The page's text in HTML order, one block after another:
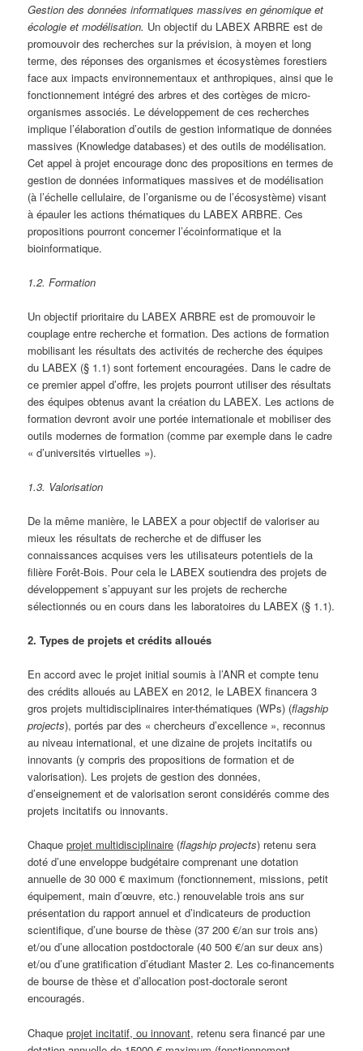
Gestion des données informatiques massives en génomique et
écologie et modélisation. Un objectif du LABEX ARBRE est de
promouvoir des recherches sur la prévision, à moyen et long
terme, des réponses des organismes et écosystèmes forestiers
face aux impacts environnementaux et anthropiques, ainsi que le
fonctionnement intégré des arbres et des cortèges de micro-
organismes associés. Le développement de ces recherches
implique l’élaboration d’outils de gestion informatique de données
massives (Knowledge databases) et des outils de modélisation.
Cet appel à projet encourage donc des propositions en termes de
gestion de données informatiques massives et de modélisation
(à l’échelle cellulaire, de l’organisme ou de l’écosystème) visant
à épauler les actions thématiques du LABEX ARBRE. Ces
propositions pourront concerner l’écoinformatique et la
bioinformatique.
1.2. Formation
Un objectif prioritaire du LABEX ARBRE est de promouvoir le
couplage entre recherche et formation. Des actions de formation
mobilisant les résultats des activités de recherche des équipes
du LABEX (§ 1.1) sont fortement encouragées. Dans le cadre de
ce premier appel d’offre, les projets pourront utiliser des résultats
des équipes obtenus avant la création du LABEX. Les actions de
formation devront avoir une portée internationale et mobiliser des
outils modernes de formation (comme par exemple dans le cadre
« d’universités virtuelles »).
1.3. Valorisation
De la même manière, le LABEX a pour objectif de valoriser au
mieux les résultats de recherche et de diffuser les
connaissances acquises vers les utilisateurs potentiels de la
filière Forêt-Bois. Pour cela le LABEX soutiendra des projets de
développement s’appuyant sur les projets de recherche
sélectionnés ou en cours dans les laboratoires du LABEX (§ 1.1).
2. Types de projets et crédits alloués
En accord avec le projet initial soumis à l’ANR et compte tenu
des crédits alloués au LABEX en 2012, le LABEX financera 3
gros projets multidisciplinaires inter-thématiques (WPs) (flagship
projects), portés par des « chercheurs d’excellence », reconnus
au niveau international, et une dizaine de projets incitatifs ou
innovants (y compris des propositions de formation et de
valorisation). Les projets de gestion des données,
d’enseignement et de valorisation seront considérés comme des
projets incitatifs ou innovants.
Chaqueprojet multidisciplinaire (flagship projects) retenu sera
doté d’une enveloppe budgétaire comprenant une dotation
annuelle de 30 000 € maximum (fonctionnement, missions, petit
équipement, main d’œuvre, etc.) renouvelable trois ans sur
présentation du rapport annuel et d’indicateurs de production
scientifique, d’une bourse de thèse (37 200 €/an sur trois ans)
et/ou d’une allocation postdoctorale (40 500 €/an sur deux ans)
et/ou d’une gratification d’étudiant Master 2. Les co-financements
de bourse de thèse et d’allocation post-doctorale seront
encouragés.
Chaqueprojet incitatif, ou innovant, retenu sera financé par une